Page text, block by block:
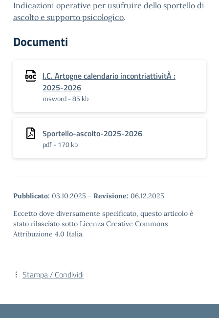
Indicazioni operative per usufruire dello sportello di
ascolto e supporto psicologico.
Documenti
I.C. Artogne calendario incontriattivitÃ :
2025-2026
msword - 85 kb
Sportello-ascolto-2025-2026
pdf - 170 kb
Pubblicato: 03.10.2025 - Revisione: 06.12.2025
Eccetto dove diversamente specificato, questo articolo è
stato rilasciato sotto Licenza Creative Commons
Attribuzione 4.0 Italia.
Stampa / Condividi